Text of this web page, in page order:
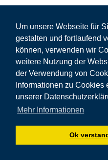
Um unsere Webseite für
gestalten und fortlaufend
können, verwenden wir
weitere Nutzung der
der Verwendung von
Informationen zu Cookies
unserer
Mehr Informationen
Ok